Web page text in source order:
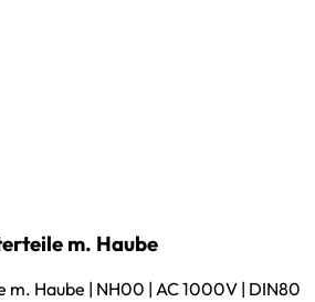
m. Haube
m. Haube | NH00 | AC 1000V | DIN80